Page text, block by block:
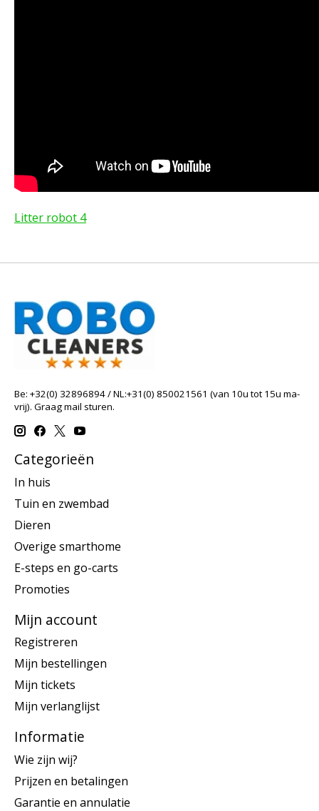
Litter robot 4
Be: +32(0) 32896894 / NL:+31(0) 850021561 (van 10u tot 15u ma-
vrij). Graag mail sturen.
Categorieën
In huis
Tuin en zwembad
Dieren
Overige smarthome
E-steps en go-carts
Promoties
Mijn account
Registreren
Mijn bestellingen
Mijn tickets
Mijn verlanglijst
Informatie
Wie zijn wij?
Prijzen en betalingen
Garantie en annulatie